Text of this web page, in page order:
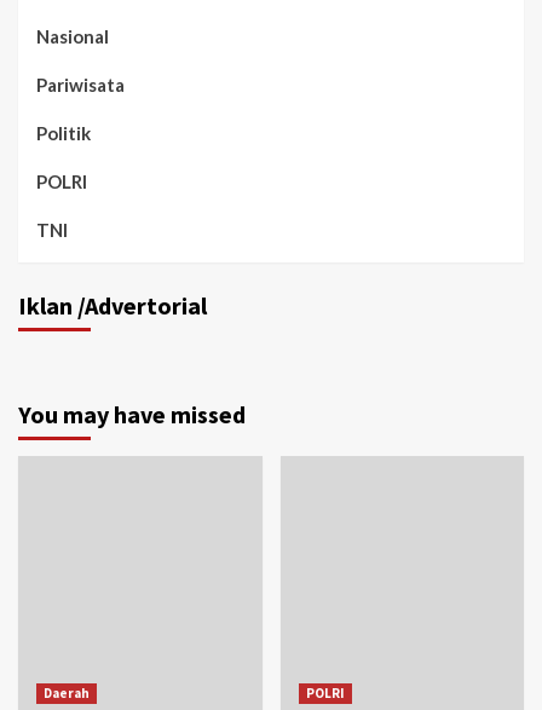
Nasional
Pariwisata
Politik
POLRI
TNI
Iklan /Advertorial
You may have missed
Daerah POLRI